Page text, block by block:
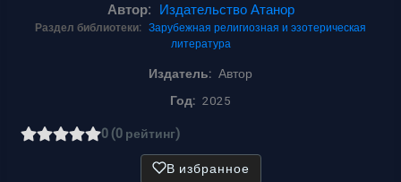
Автор: Издательство Атанор
Раздел библиотеки: Зарубежная религиозная и эзотерическая
литература
Издатель: Автор
Год: 2025
0 (0 рейтинг)
В избранное